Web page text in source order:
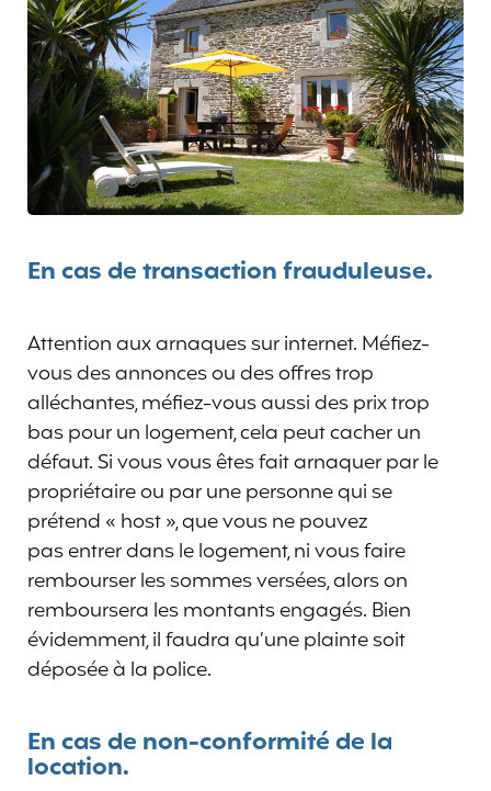
En cas de transaction frauduleuse.
Attention aux arnaques sur internet. Méfiez-
vous des annonces ou des offres trop
alléchantes, méfiez-vous aussi des prix trop
bas pour un logement, cela peut cacher un
défaut. Si vous vous êtes fait arnaquer par le
propriétaire ou par une personne qui se
prétend « host », que vous ne pouvez
pas entrer dans le logement, ni vous faire
rembourser les sommes versées, alors on
remboursera les montants engagés. Bien
évidemment, il faudra qu’une plainte soit
déposée à la police.
En cas de non-conformité de la
location.